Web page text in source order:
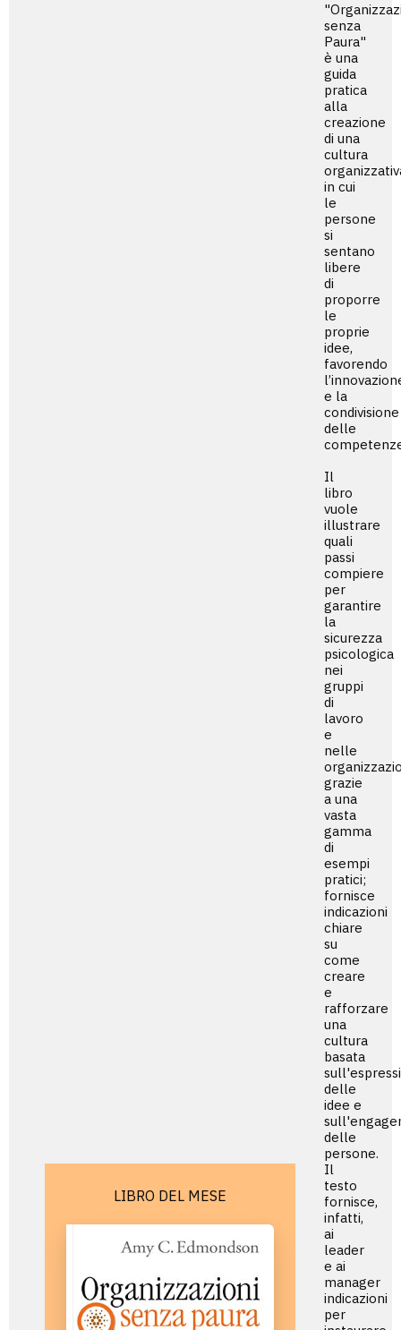
LIBRO DEL MESE
senza
Paura"
è una
guida
pratica
alla
creazione
di una
cultura
in cui
le
persone
si
sentano
libere
di
proporre
le
proprie
idee,
favorendo
e la
condivisione
delle
Il
libro
vuole
illustrare
quali
passi
compiere
per
garantire
la
sicurezza
psicologica
nei
gruppi
di
lavoro
e
nelle
grazie
a una
vasta
gamma
di
esempi
pratici;
fornisce
indicazioni
chiare
su
come
creare
e
rafforzare
una
cultura
basata
delle
idee e
delle
persone.
Il
testo
fornisce,
infatti,
ai
leader
e ai
manager
indicazioni
per